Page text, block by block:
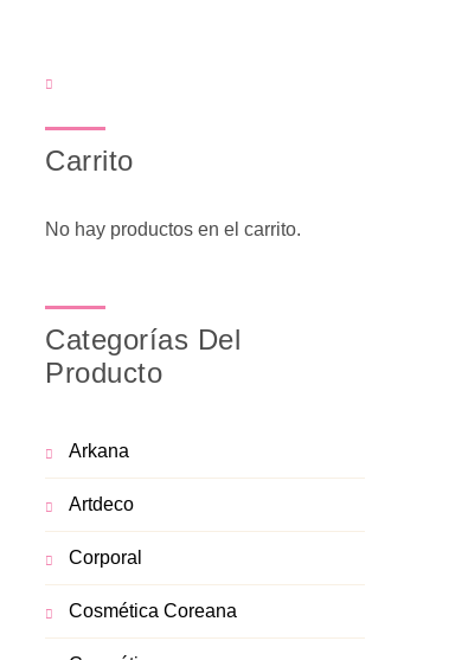
Carrito
No hay productos en el carrito.
Categorías Del
Producto
Arkana
Artdeco
Corporal
Cosmética Coreana